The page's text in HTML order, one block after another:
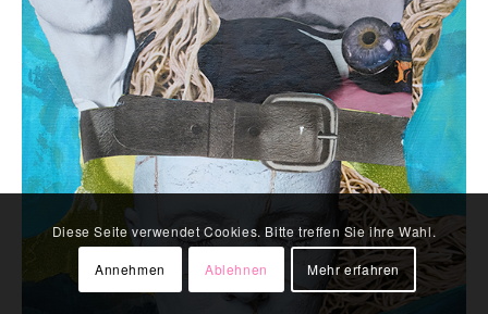
Diese Seite verwendet Cookies. Bitte treffen Sie ihre Wahl.
Annehmen Ablehnen Mehr erfahren